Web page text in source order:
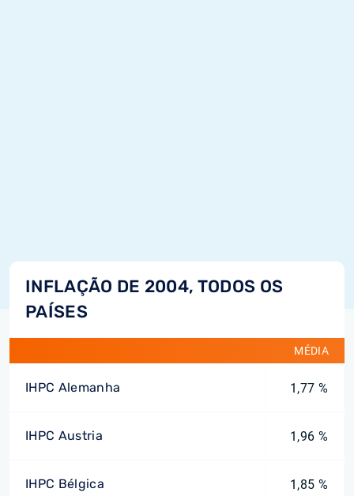
INFLAÇÃO DE 2004, TODOS OS
PAÍSES
MÉDIA
IHPC Alemanha 1,77 %
IHPC Austria 1,96 %
IHPC Bélgica 1,85 %